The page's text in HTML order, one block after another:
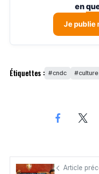
en
Je publie
Étiquettes : cndc culture
Article